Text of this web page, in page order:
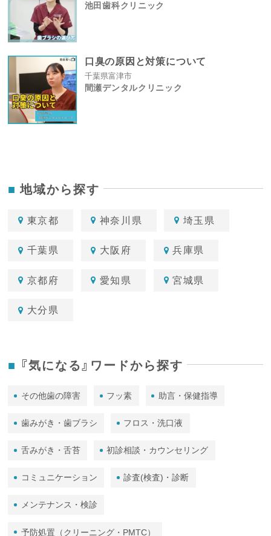
池田歯科クリニック
口臭の原因と対策について
千葉県富津市
間瀬デンタルクリニック
地域から探す
東京都 神奈川県 埼玉県
千葉県 大阪府 兵庫県
京都府 愛知県 宮城県
大分県
『気になる』ワードから探す
その他歯の障害 フッ素 助言・保健指導
歯みがき・歯ブラシ フロス・洗口液
舌みがき・舌苔 初診相談・カウンセリング
コミュニケーション 診査(検査)・診断
メンテナンス・検診
予防処置（クリーニング・PMTC）